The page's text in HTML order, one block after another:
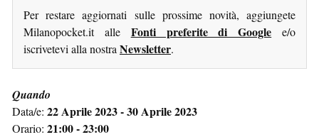
Per restare aggiornati sulle prossime novità, aggiungete
Milanopocket.it alle Fonti preferite di Google e/o
iscrivetevi alla nostra Newsletter.
Quando
Data/e: 22 Aprile 2023 - 30 Aprile 2023
Orario: 21:00 - 23:00